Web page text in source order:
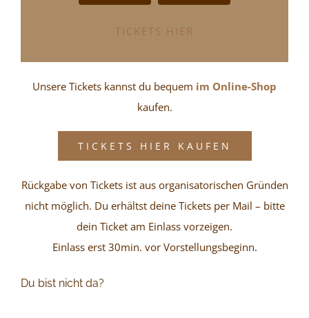
TICKETS HIER
Unsere Tickets kannst du bequem im Online-Shop
kaufen.
TICKETS HIER KAUFEN
Rückgabe von Tickets ist aus organisatorischen Gründen
nicht möglich. Du erhältst deine Tickets per Mail – bitte
dein Ticket am Einlass vorzeigen.
Einlass erst 30min. vor Vorstellungsbeginn.
Du bist nicht da?